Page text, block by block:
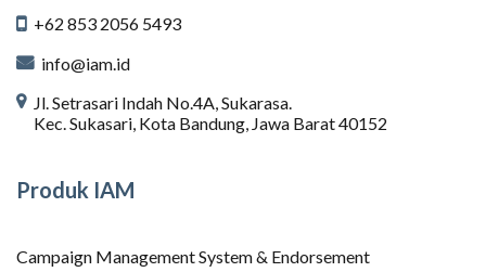
+62 853 2056 5493
info@iam.id
Jl. Setrasari Indah No.4A, Sukarasa.
Kec. Sukasari, Kota Bandung, Jawa Barat 40152
Produk IAM
Campaign Management System & Endorsement